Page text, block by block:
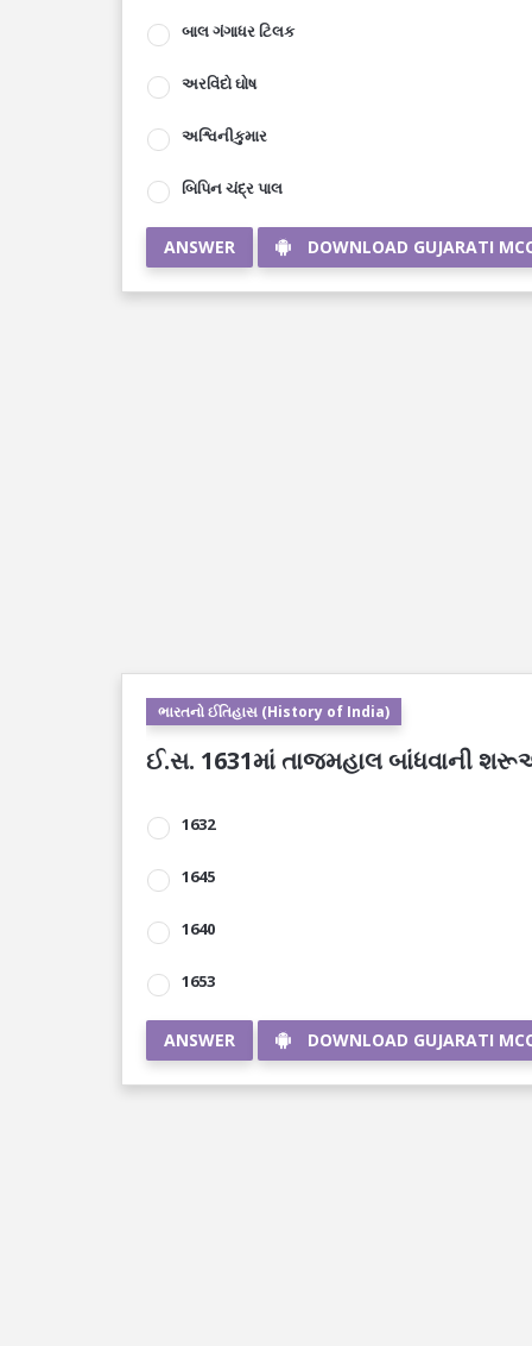
બાલ ગંગાધર ટિલક
અરવિંદો ઘોષ
અશ્વિનીકુમાર
બિપિન ચંદ્ર પાલ
ANSWER DOWNLOAD GUJARATI
ભારતનો ઈતિહાસ (History of India)
ઈ.સ. 1631માં તાજમહાલ બાંધવાની
1632
1645
1640
1653
ANSWER DOWNLOAD GUJARATI